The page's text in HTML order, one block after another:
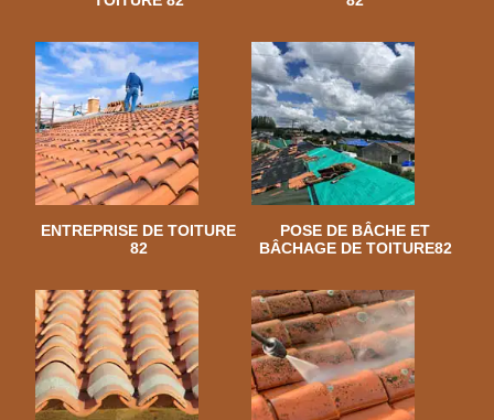
ENTREPRISE DE TOITURE
82
POSE DE BÂCHE ET
BÂCHAGE DE TOITURE82